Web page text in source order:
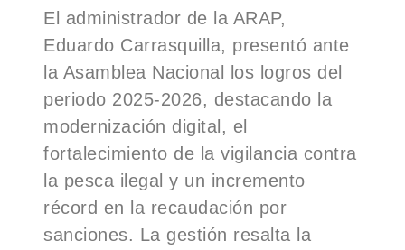
El administrador de la ARAP,
Eduardo Carrasquilla, presentó ante
la Asamblea Nacional los logros del
periodo 2025-2026, destacando la
modernización digital, el
fortalecimiento de la vigilancia contra
la pesca ilegal y un incremento
récord en la recaudación por
sanciones. La gestión resalta la